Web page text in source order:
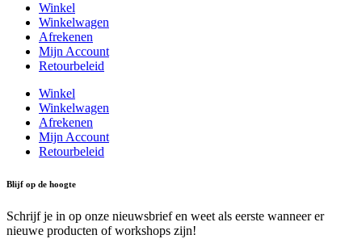
Winkel
Winkelwagen
Afrekenen
Mijn Account
Retourbeleid
Winkel
Winkelwagen
Afrekenen
Mijn Account
Retourbeleid
Blijf op de hoogte
Schrijf je in op onze nieuwsbrief en weet als eerste wanneer er
nieuwe producten of workshops zijn!